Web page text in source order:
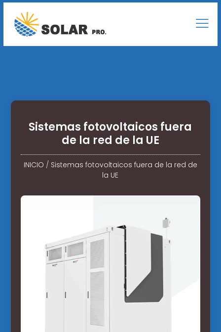
Sistemas fotovoltaicos fuera
de la red de la UE
INICIO / Sistemas fotovoltaicos fuera de la red de
la UE